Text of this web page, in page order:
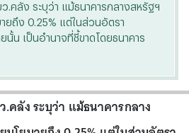
.คลัง ระบุว่า แม้ธนาคารกลางสหรัฐฯ
ยถึง 0.25% แต่ในส่วนอัตรา
น เป็นอำนาจที่ชี้ขาดโดยธนาคาร
ลัง ระบุว่า แม้ธนาคารกลาง